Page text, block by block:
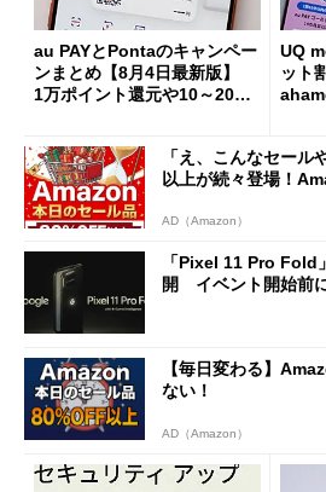
au PAYとPontaのキャンペー
ンまとめ【8月4日最新版】
1万ポイント還元や10～20％
UQ
ット
「え、こんなセール
以上が続々登場！
AD（Amazon）
「Pixel 11 Pro Fold
開 イベント開始前
【毎日変わる】
ない！
AD（Amazon）